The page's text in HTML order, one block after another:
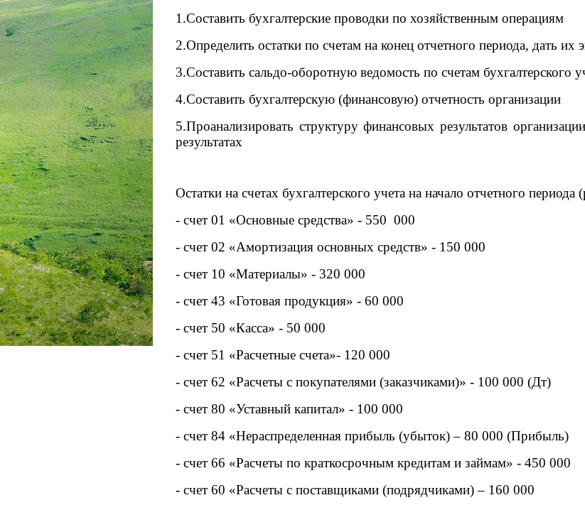
1.Составить бухгалтерские проводки по хозяйственным операциям
2.Определить остатки по счетам на конец отчетного периода, дать
3.Составить сальдо-оборотную ведомость по счетам бухгалтерского
4.Составить бухгалтерскую (финансовую) отчетность организации
5.Проанализировать структуру финансовых результатов
результатах
Остатки на счетах бухгалтерского учета на начало отчетного периода
- счет 01 «Основные средства» - 550 000
- счет 02 «Амортизация основных средств» - 150 000
- счет 10 «Материалы» - 320 000
- счет 43 «Готовая продукция» - 60 000
- счет 50 «Касса» - 50 000
- счет 51 «Расчетные счета»- 120 000
- счет 62 «Расчеты с покупателями (заказчиками)» - 100 000 (Дт)
- счет 80 «Уставный капитал» - 100 000
- счет 84 «Нераспределенная прибыль (убыток) – 80 000 (Прибыль)
- счет 66 «Расчеты по краткосрочным кредитам и займам» - 450 000
- счет 60 «Расчеты с поставщиками (подрядчиками) – 160 000